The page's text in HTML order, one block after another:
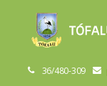
36/480-309